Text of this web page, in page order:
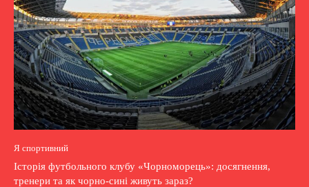
Я спортивний
Історія футбольного клубу «Чорноморець»: досягнення,
тренери та як чорно-сині живуть зараз?